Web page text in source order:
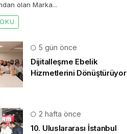
olan Marka...
5 gün önce
Dijitalleşme Ebelik
Hizmetlerini Dönüştürüyor
2 hafta önce
10. Uluslararası İstanbul